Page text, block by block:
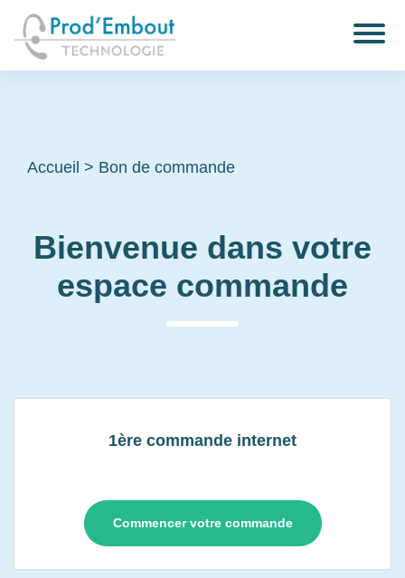
Accueil > Bon de commande
Bienvenue dans votre
espace commande
1ère commande internet
Commencer votre commande